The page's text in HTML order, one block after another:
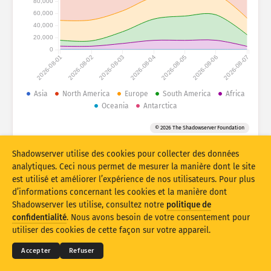
Statistiques d’attaque : appareils
Ensemble de données
Groupe par
?
Mettre à jour les résultats automatiquement
Télécharger au format PNG À propos de ces données
financés par le Mécanisme pour l’interconnexion en Europe de l’Union
européenne.
2026-08-01 2026-08-02 2026-08-03 2026-08-04 2026-08-05 2026-08-06 2026-08-07
0
20,000
40,000
60,000
Asia North America Europe South America
Africa
Oceania
Antarctica
© 2026 The Shadowserver Foundation
© 2026THE SHADOWSERVER FOUNDATION
Confidentialité et conditions
Contactez-nous
Mentions
Shadowserver utilise des cookies pour collecter des données
analytiques. Ceci nous permet de mesurer la manière dont le site
est utilisé et améliorer l’expérience de nos utilisateurs. Pour plus
d’informations concernant les cookies et la manière dont
Shadowserver les utilise, consultez notre politique de
confidentialité. Nous avons besoin de votre consentement pour
utiliser des cookies de cette façon sur votre appareil.
Accepter Refuser